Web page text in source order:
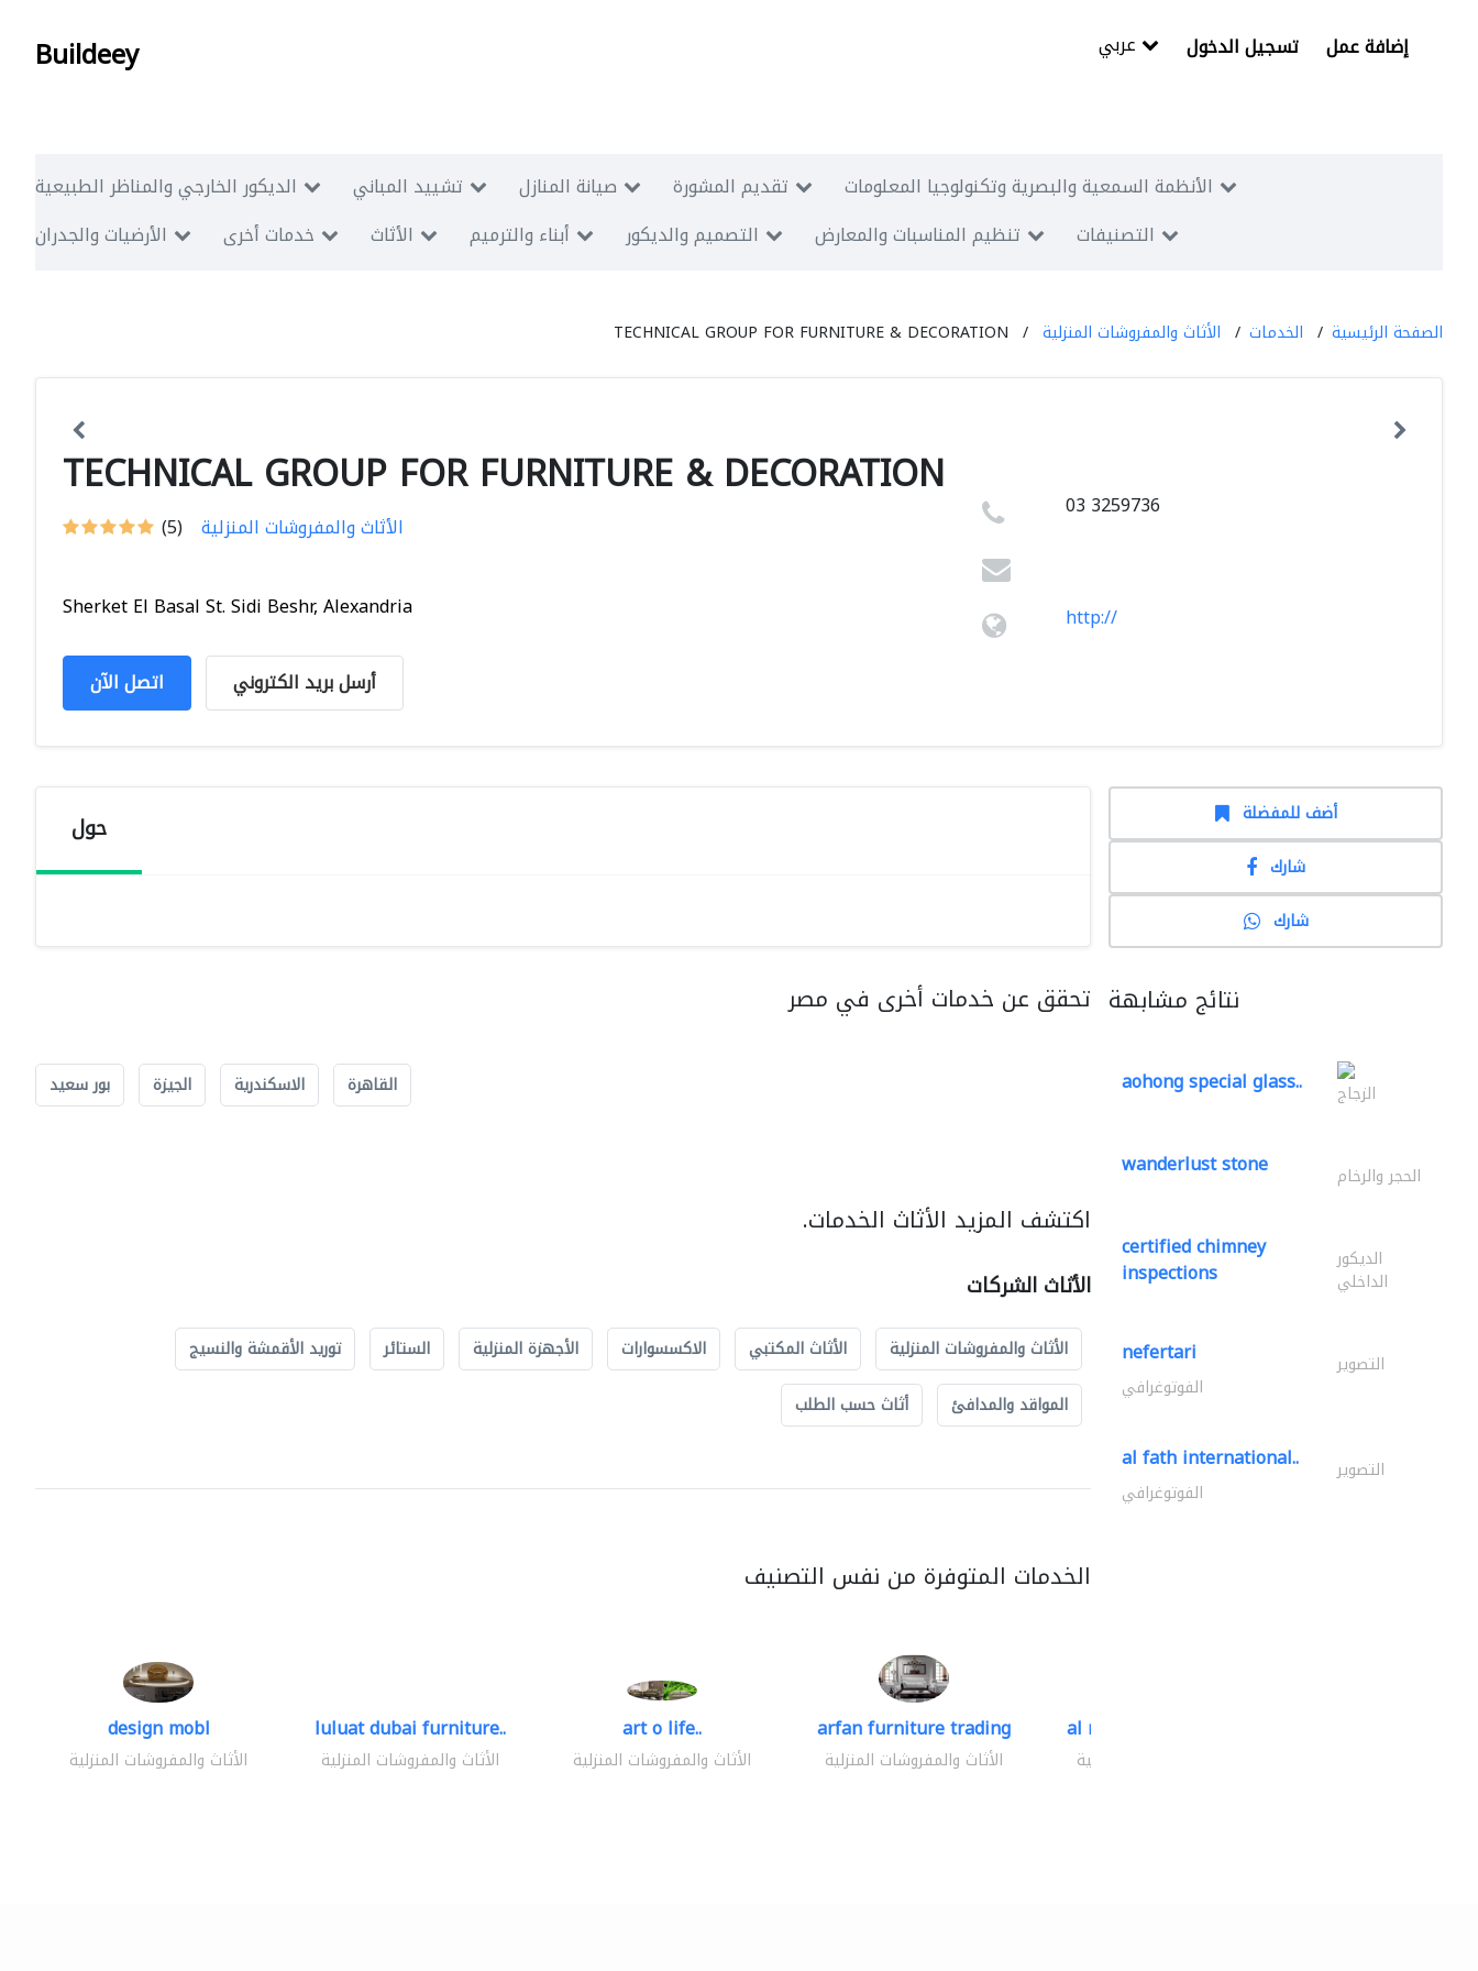
Buildeey تسجيل الدخول إضافة عمل
الديكور الخارجي والمناظر الطبيعية تشييد المباني صيانة المنازل تقديم المشورة
الأنظمة السمعية والبصرية وتكنولوجيا المعلومات
الأرضيات والجدران
خدمات أخرى الأثاث أبناء والترميم التصميم والديكور تنظيم المناسبات والمعارض التصنيفات
الصفحة الرئيسية الخدمات الأثاث والمفروشات المنزلية TECHNICAL GROUP FOR FURNITURE & DECORATION
TECHNICAL GROUP FOR FURNITURE & DECORATION
(5) الأثاث والمفروشات المنزلية
Sherket El Basal St. Sidi Beshr, Alexandria
اتصل الآن أرسل بريد الكتروني
03 3259736
http://
حول
تحقق عن خدمات أخرى في مصر
القاهرة الاسكندرية الجيزة بور سعيد
اكتشف المزيد الأثاث الخدمات.
الأثاث الشركات
الأثاث والمفروشات المنزلية الأثاث المكتبي الاكسسوارات الأجهزة المنزلية الستائر
توريد الأقمشة والنسيج
المواقد والمدافئ
أثاث حسب الطلب
الخدمات المتوفرة من نفس التصنيف
design mobl
الأثاث والمفروشات المنزلية
luluat dubai furniture..
الأثاث والمفروشات المنزلية
art o life..
الأثاث والمفروشات المنزلية
arfan furniture trading
الأثاث والمفروشات المنزلية
al mashrabia furniture..
الأثاث والمفروشات المنزلية
أضف للمفضلة
شارك
شارك
نتائج مشابهة
aohong special glass.. الزجاج
wanderlust stone الحجر والرخام
certified chimney
inspections الديكور
الداخلي
nefertari التصوير
الفوتوغرافي
al fath international.. التصوير
الفوتوغرافي